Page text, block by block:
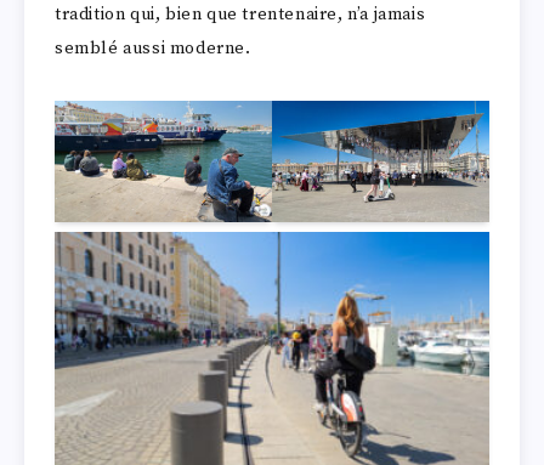
tradition qui, bien que trentenaire, n’a jamais
semblé aussi moderne.